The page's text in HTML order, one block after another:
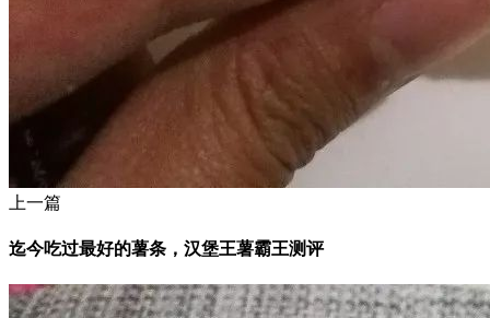
上一篇
迄今吃过最好的薯条，汉堡王薯霸王测评